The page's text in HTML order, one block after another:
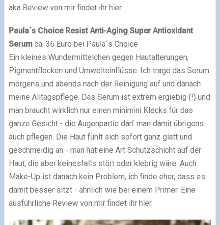
aka Review von mir findet ihr hier.
Paula´s Choice Resist Anti-Aging Super Antioxidant
Serumca. 36 Euro bei Paula´s Choice
Ein kleines Wundermittelchen gegen Hautalterungen,
Pigmentflecken und Umwelteinflüsse. Ich trage das Serum
morgens und abends nach der Reinigung auf und danach
meine Alltagspflege. Das Serum ist extrem ergiebig (!) und
man braucht wirklich nur einen minimini Klecks für das
ganze Gesicht - die Augenpartie darf man damit übrigens
auch pflegen. Die Haut fühlt sich sofort ganz glatt und
geschmeidig an - man hat eine Art Schutzschicht auf der
Haut, die aber keinesfalls stört oder klebrig wäre. Auch
Make-Up ist danach kein Problem, ich finde eher, dass es
damit besser sitzt - ähnlich wie bei einem Primer. Eine
ausführliche Review von mir findet ihr hier.